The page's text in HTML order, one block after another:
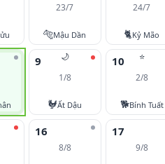
23/7
🐅Mậu Dần
24/7
🐈Kỷ Mão
🌙
9
1/8
🐓Ất Dậu
⭐
10
2/8
🐕Bính Tuất
16
8/8
17
9/8